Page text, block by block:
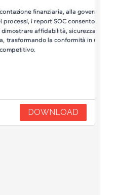
DOWNLOAD